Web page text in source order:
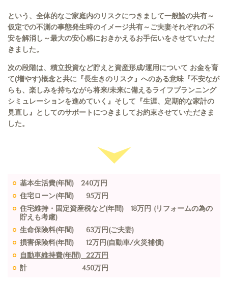
という、全体的なご家庭内のリスクにつきまして一般論の共有～
仮定での不測の事態発生時のイメージ共有～ご夫妻それぞれの不
安を解消し～最大の安心感におきかえるお手伝いをさせていただ
きました。
次の段階は、積立投資など貯えと資産形成/運用について お金を育
て(増やす)概念と共に『長生きのリスク』へのある意味『不安なが
らも、楽しみを持ちながら将来/未来に備えるライフプランニング
シミュレーションを進めていく』そして『生涯、定期的な家計の
見直し』としてのサポートにつきましてお約束させていただきま
した。
基本生活費(年間) 240万円
住宅ローン(年間) 95万円
住宅維持・固定資産税など(年間) 18万円 (リフォームの為の
貯えも考慮)
生命保険料(年間) 63万円(ご夫妻)
損害保険料(年間) 12万円(自動車/火災補償)
自動車維持費(年間) 22万円
計 450万円